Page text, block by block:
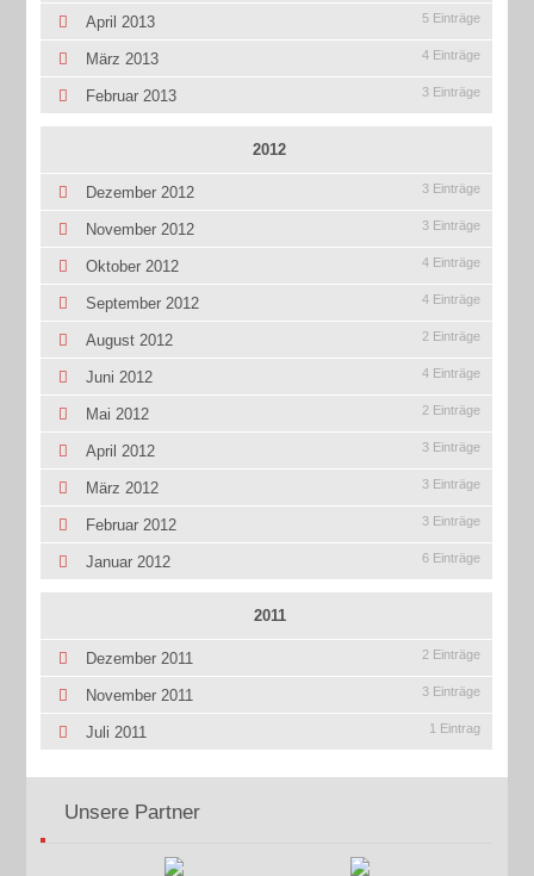
April 2013 5 Einträge
März 2013 4 Einträge
Februar 2013 3 Einträge
2012
Dezember 2012 3 Einträge
November 2012 3 Einträge
Oktober 2012 4 Einträge
September 2012 4 Einträge
August 2012 2 Einträge
Juni 2012 4 Einträge
Mai 2012 2 Einträge
April 2012 3 Einträge
März 2012 3 Einträge
Februar 2012 3 Einträge
Januar 2012 6 Einträge
2011
Dezember 2011 2 Einträge
November 2011 3 Einträge
Juli 2011 1 Eintrag
Unsere Partner